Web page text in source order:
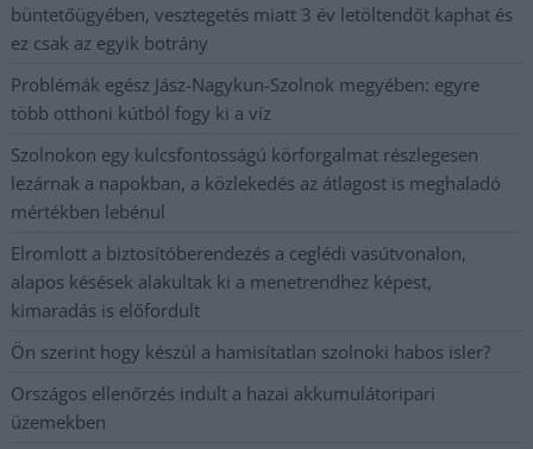
büntetőügyében, vesztegetés miatt 3 év letöltendőt kaphat és
ez csak az egyik botrány
Problémák egész Jász-Nagykun-Szolnok megyében: egyre
több otthoni kútból fogy ki a víz
Szolnokon egy kulcsfontosságú körforgalmat részlegesen
lezárnak a napokban, a közlekedés az átlagost is meghaladó
mértékben lebénul
Elromlott a biztosítóberendezés a ceglédi vasútvonalon,
alapos késések alakultak ki a menetrendhez képest,
kimaradás is előfordult
Ön szerint hogy készül a hamisítatlan szolnoki habos isler?
Országos ellenőrzés indult a hazai akkumulátoripari
üzemekben